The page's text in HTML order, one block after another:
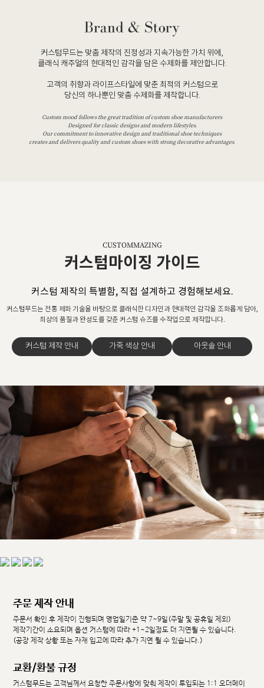
커스텀무드는 맞춤 제작의 진정성과 지속가능한 가치 위에,
클래식 캐주얼의 현대적인 감각을 담은 수제화를 제안합니다.
고객의 취향과 라이프스타일에 맞춘 최적의 커스텀으로
당신의 하나뿐인 맞춤 수제화를 제작합니다.
Custom mood follows the great tradition of custom shoe manufacturers
Designed for classic designs and modern lifestyles.
Our commitment to innovative design and traditional shoe techniques
creates and delivers quality and custom shoes with strong decorative advantages.
CUSTOMMAZING
커스텀마이징 가이드
커스텀 제작의 특별함, 직접 설계하고 경험해보세요.
커스텀무드는 전통 제화 기술을 바탕으로 클래식한 디자인과 현대적인 감각을 조화롭게 담아,
최상의 품질과 완성도를 갖춘 커스텀 슈즈를 수작업으로 제작합니다.
커스텀 제작 안내 가죽 색상 안내 아웃솔 안내
주문 제작 안내
주문서 확인 후 제작이 진행되며 영업일기준 약 7~9일(주말 및 공휴일 제외)
제작기간이 소요되며 옵션 커스텀에 따라 +1~2일정도 더 지연될 수 있습니다.
(공장 제작 상황 또는 자재 입고에 따라 추가 지연 될 수 있습니다.)
교환/환불 규정
커스텀무드는 고객님께서 요청한 주문사항에 맞춰 제작이 투입되는 1:1 오더메이